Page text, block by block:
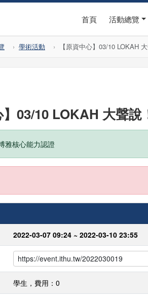
首頁 活動總覽
學術活動 【原資中心】03/10 LOKAH
】03/10 LOKAH 大聲
雅核心能力認證
2022-03-07 09:24 ~ 2022-03-10 23:55
學生，費用：0